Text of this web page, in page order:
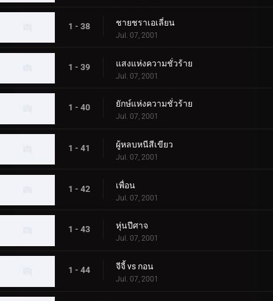
1 - 38 ชายชราเอเลี่ยน
Jul. 07, 2001
1 - 39 แสงแห่งความชั่วร้าย
Jul. 07, 2001
1 - 40 ยักษ์แห่งความชั่วร้าย
Jul. 07, 2001
1 - 41 ผู้หลบหนีสีเขียว
Jul. 07, 2001
1 - 42 เพื่อน
Jul. 07, 2001
1 - 43 หุ่นปีศาจ
Jul. 07, 2001
1 - 44 จีจี้ vs กอน
Jul. 07, 2001